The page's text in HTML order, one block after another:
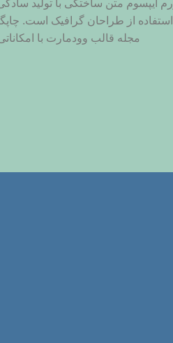
ایپسوم متن ساختگی با تولید
استفاده از طراحان گرافیک است.
مجله قالب وودمارت با